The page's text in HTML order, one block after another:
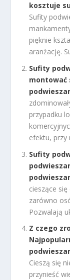
kosztuje
Sufity
pięknie
aranżację.
Sufity
montować
przypadku
efektu, przy
Sufity
cieszące
zarówno
Pozwalają
Z czego
Cieszą się
przynieść